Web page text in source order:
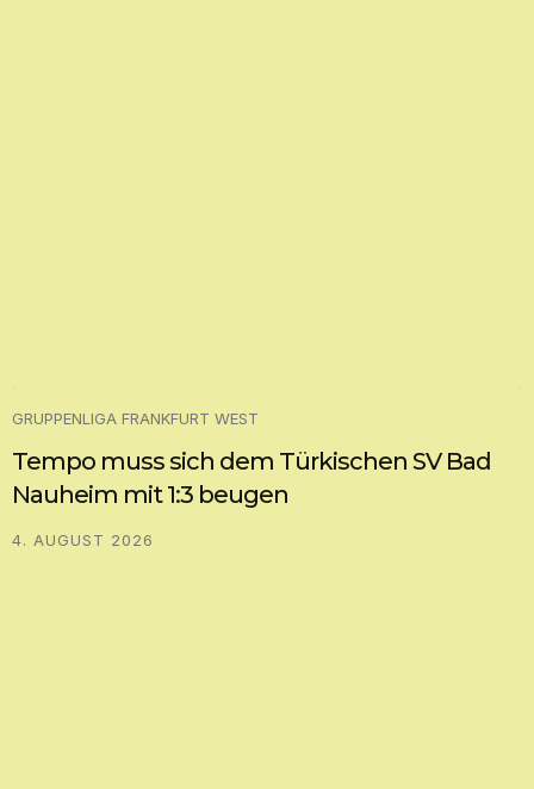
GRUPPENLIGA FRANKFURT WEST
Tempo muss sich dem Türkischen SV Bad
Nauheim mit 1:3 beugen
4. AUGUST 2026